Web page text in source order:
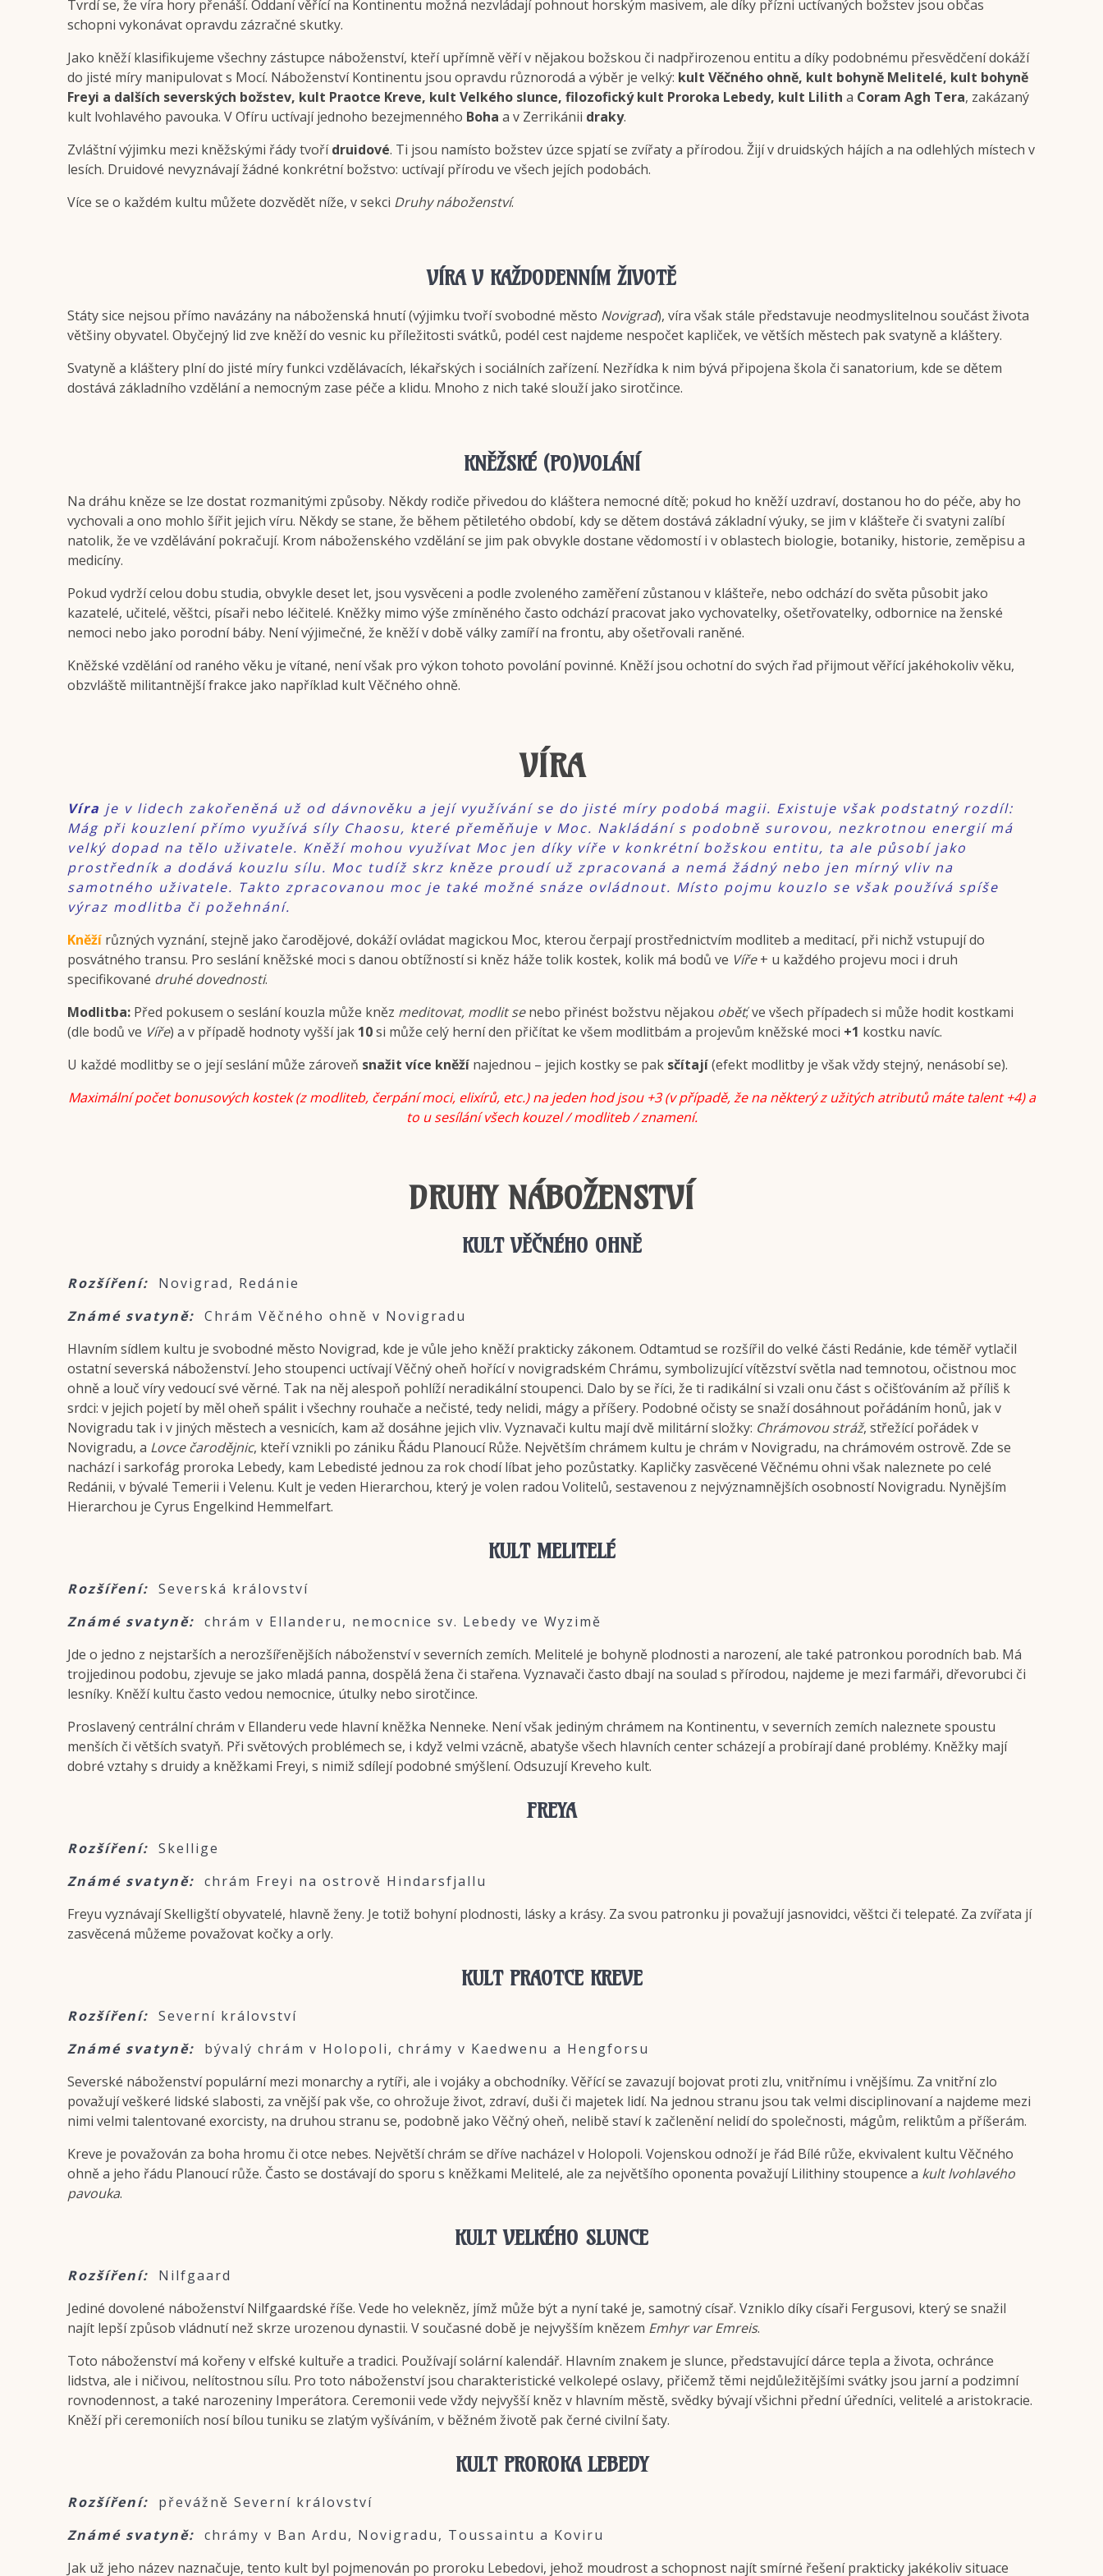
Tvrdí se, že víra hory přenáší. Oddaní věřící na Kontinentu možná nezvládají pohnout horským masivem, ale díky přízni uctívaných božstev jsou občas
schopni vykonávat opravdu zázračné skutky.
Jako kněží klasifikujeme všechny zástupce náboženství, kteří upřímně věří v nějakou božskou či nadpřirozenou entitu a díky podobnému přesvědčení dokáží
do jisté míry manipulovat s Mocí. Náboženství Kontinentu jsou opravdu různorodá a výběr je velký: kult Věčného ohně, kult bohyně Melitelé, kult bohyně
Freyi a dalších severských božstev, kult Praotce Kreve, kult Velkého slunce, filozofický kult Proroka Lebedy, kult Lilith a Coram Agh Tera, zakázaný
kult lvohlavého pavouka. V Ofíru uctívají jednoho bezejmenného Boha a v Zerrikánii draky.
Zvláštní výjimku mezi kněžskými řády tvořídruidové. Ti jsou namísto božstev úzce spjatí se zvířaty a přírodou. Žijí v druidských hájích a na odlehlých místech v
lesích. Druidové nevyznávají žádné konkrétní božstvo: uctívají přírodu ve všech jejích podobách.
Více se o každém kultu můžete dozvědět níže, v sekci Druhy náboženství.
VÍRA V KAŽDODENNÍM ŽIVOTĚ
Státy sice nejsou přímo navázány na náboženská hnutí (výjimku tvoří svobodné město Novigrad), víra však stále představuje neodmyslitelnou součást života
většiny obyvatel. Obyčejný lid zve kněží do vesnic ku příležitosti svátků, podél cest najdeme nespočet kapliček, ve větších městech pak svatyně a kláštery.
Svatyně a kláštery plní do jisté míry funkci vzdělávacích, lékařských i sociálních zařízení. Nezřídka k nim bývá připojena škola či sanatorium, kde se dětem
dostává základního vzdělání a nemocným zase péče a klidu. Mnoho z nich také slouží jako sirotčince.
KNĚŽSKÉ (PO)VOLÁNÍ
Na dráhu kněze se lze dostat rozmanitými způsoby. Někdy rodiče přivedou do kláštera nemocné dítě; pokud ho kněží uzdraví, dostanou ho do péče, aby ho
vychovali a ono mohlo šířit jejich víru. Někdy se stane, že během pětiletého období, kdy se dětem dostává základní výuky, se jim v klášteře či svatyni zalíbí
natolik, že ve vzdělávání pokračují. Krom náboženského vzdělání se jim pak obvykle dostane vědomostí i v oblastech biologie, botaniky, historie, zeměpisu a
medicíny.
Pokud vydrží celou dobu studia, obvykle deset let, jsou vysvěceni a podle zvoleného zaměření zůstanou v klášteře, nebo odchází do světa působit jako
kazatelé, učitelé, věštci, písaři nebo léčitelé. Kněžky mimo výše zmíněného často odchází pracovat jako vychovatelky, ošetřovatelky, odbornice na ženské
nemoci nebo jako porodní báby. Není výjimečné, že kněží v době války zamíří na frontu, aby ošetřovali raněné.
Kněžské vzdělání od raného věku je vítané, není však pro výkon tohoto povolání povinné. Kněží jsou ochotní do svých řad přijmout věřící jakéhokoliv věku,
obzvláště militantnější frakce jako například kult Věčného ohně.
VÍRA
Víra je v lidech zakořeněná už od dávnověku a její využívání se do jisté míry podobá magii. Existuje však podstatný rozdíl:
Mág při kouzlení přímo využívá síly Chaosu, které přeměňuje v Moc. Nakládání s podobně surovou, nezkrotnou energií má
velký dopad na tělo uživatele. Kněží mohou využívat Moc jen díky víře v konkrétní božskou entitu, ta ale působí jako
prostředník a dodává kouzlu sílu. Moc tudíž skrz kněze proudí už zpracovaná a nemá žádný nebo jen mírný vliv na
samotného uživatele. Takto zpracovanou moc je také možné snáze ovládnout. Místo pojmu kouzlo se však používá spíše
výraz modlitba či požehnání.
Kněží různých vyznání, stejně jako čarodějové, dokáží ovládat magickou Moc, kterou čerpají prostřednictvím modliteb a meditací, při nichž vstupují do
posvátného transu. Pro seslání kněžské moci s danou obtížností si kněz háže tolik kostek, kolik má bodů ve Víře+ u každého projevu moci i druh
specifikované druhé dovednosti.
Modlitba: Před pokusem o seslání kouzla může kněz meditovat, modlit senebo přinést božstvu nějakou oběť; ve všech případech si může hodit kostkami
(dle bodů ve Víře) a v případě hodnoty vyšší jak 10si může celý herní den přičítat ke všem modlitbám a projevům kněžské moci +1 kostku navíc.
U každé modlitby se o její seslání může zároveň snažit více kněží najednou – jejich kostky se pak sčítají(efekt modlitby je však vždy stejný, nenásobí se).
Maximální počet bonusových kostek (z modliteb, čerpání moci, elixírů, etc.) na jeden hod jsou +3 (v případě, že na některý z užitých atributů máte talent +4) a
to u sesílání všech kouzel / modliteb / znamení.
DRUHY NÁBOŽENSTVÍ
KULT VĚČNÉHO OHNĚ
Rozšíření:
Novigrad, Redánie
Známé svatyně:
Chrám Věčného ohně v Novigradu
Hlavním sídlem kultu je svobodné město Novigrad, kde je vůle jeho kněží prakticky zákonem. Odtamtud se rozšířil do velké části Redánie, kde téměř vytlačil
ostatní severská náboženství. Jeho stoupenci uctívají Věčný oheň hořící v novigradském Chrámu, symbolizující vítězství světla nad temnotou, očistnou moc
ohně a louč víry vedoucí své věrné. Tak na něj alespoň pohlíží neradikální stoupenci. Dalo by se říci, že ti radikální si vzali onu část s očišťováním až příliš k
srdci: v jejich pojetí by měl oheň spálit i všechny rouhače a nečisté, tedy nelidi, mágy a příšery. Podobné očisty se snaží dosáhnout pořádáním honů, jak v
Novigradu tak i v jiných městech a vesnicích, kam až dosáhne jejich vliv. Vyznavači kultu mají dvě militární složky: Chrámovou stráž, střežící pořádek v
Novigradu, a Lovce čarodějnic, kteří vznikli po zániku Řádu Planoucí Růže. Největším chrámem kultu je chrám v Novigradu, na chrámovém ostrově. Zde se
nachází i sarkofág proroka Lebedy, kam Lebedisté jednou za rok chodí líbat jeho pozůstatky. Kapličky zasvěcené Věčnému ohni však naleznete po celé
Redánii, v bývalé Temerii i Velenu. Kult je veden Hierarchou, který je volen radou Volitelů, sestavenou z nejvýznamnějších osobností Novigradu. Nynějším
Hierarchou je Cyrus Engelkind Hemmelfart.
KULT MELITELÉ
Rozšíření:
Severská království
Známé svatyně:
chrám v Ellanderu, nemocnice sv. Lebedy ve Wyzimě
Jde o jedno z nejstarších a nerozšířenějších náboženství v severních zemích. Melitelé je bohyně plodnosti a narození, ale také patronkou porodních bab. Má
trojjedinou podobu, zjevuje se jako mladá panna, dospělá žena či stařena. Vyznavači často dbají na soulad s přírodou, najdeme je mezi farmáři, dřevorubci či
lesníky. Kněží kultu často vedou nemocnice, útulky nebo sirotčince.
Proslavený centrální chrám v Ellanderu vede hlavní kněžka Nenneke. Není však jediným chrámem na Kontinentu, v severních zemích naleznete spoustu
menších či větších svatyň. Při světových problémech se, i když velmi vzácně, abatyše všech hlavních center scházejí a probírají dané problémy. Kněžky mají
dobré vztahy s druidy a kněžkami Freyi, s nimiž sdílejí podobné smýšlení. Odsuzují Kreveho kult.
FREYA
Rozšíření:
Skellige
Známé svatyně:
chrám Freyi na ostrově Hindarsfjallu
Freyu vyznávají Skelligští obyvatelé, hlavně ženy. Je totiž bohyní plodnosti, lásky a krásy. Za svou patronku ji považují jasnovidci, věštci či telepaté. Za zvířata jí
zasvěcená můžeme považovat kočky a orly.
KULT PRAOTCE KREVE
Rozšíření: Severní království
Známé svatyně: bývalý chrám v Holopoli, chrámy v Kaedwenu a Hengforsu
Severské náboženství populární mezi monarchy a rytíři, ale i vojáky a obchodníky. Věřící se zavazují bojovat proti zlu, vnitřnímu i vnějšímu. Za vnitřní zlo
považují veškeré lidské slabosti, za vnější pak vše, co ohrožuje život, zdraví, duši či majetek lidí. Na jednou stranu jsou tak velmi disciplinovaní a najdeme mezi
nimi velmi talentované exorcisty, na druhou stranu se, podobně jako Věčný oheň, nelibě staví k začlenění nelidí do společnosti, mágům, reliktům a příšerám.
Kreve je považován za boha hromu či otce nebes. Největší chrám se dříve nacházel v Holopoli. Vojenskou odnoží je řád Bílé růže, ekvivalent kultu Věčného
ohně a jeho řádu Planoucí růže. Často se dostávají do sporu s kněžkami Melitelé, ale za největšího oponenta považují Lilithiny stoupence a kult lvohlavého
pavouka.
KULT VELKÉHO SLUNCE
Rozšíření: Nilfgaard
Jediné dovolené náboženství Nilfgaardské říše. Vede ho velekněz, jímž může být a nyní také je, samotný císař. Vzniklo díky císaři Fergusovi, který se snažil
najít lepší způsob vládnutí než skrze urozenou dynastii. V současné době je nejvyšším knězem Emhyr var Emreis.
Toto náboženství má kořeny v elfské kultuře a tradici. Používají solární kalendář. Hlavním znakem je slunce, představující dárce tepla a života, ochránce
lidstva, ale i ničivou, nelítostnou sílu. Pro toto náboženství jsou charakteristické velkolepé oslavy, přičemž těmi nejdůležitějšími svátky jsou jarní a podzimní
rovnodennost, a také narozeniny Imperátora. Ceremonii vede vždy nejvyšší kněz v hlavním městě, svědky bývají všichni přední úředníci, velitelé a aristokracie.
Kněží při ceremoniích nosí bílou tuniku se zlatým vyšíváním, v běžném životě pak černé civilní šaty.
KULT PROROKA LEBEDY
Rozšíření: převážně Severní království
Známé svatyně: chrámy v Ban Ardu, Novigradu, Toussaintu a Koviru
Jak už jeho název naznačuje, tento kult byl pojmenován po proroku Lebedovi, jehož moudrost a schopnost najít smírné řešení prakticky jakékoliv situace